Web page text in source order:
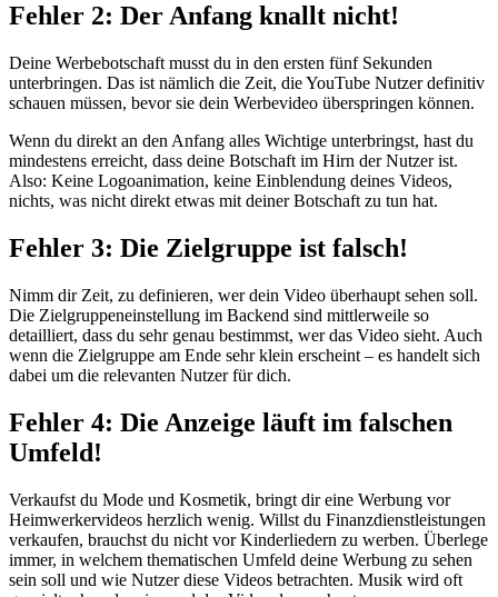
Fehler 2: Der Anfang knallt nicht!
Deine Werbebotschaft musst du in den ersten fünf Sekunden
unterbringen. Das ist nämlich die Zeit, die YouTube Nutzer definitiv
schauen müssen, bevor sie dein Werbevideo überspringen können.
Wenn du direkt an den Anfang alles Wichtige unterbringst, hast du
mindestens erreicht, dass deine Botschaft im Hirn der Nutzer ist.
Also: Keine Logoanimation, keine Einblendung deines Videos,
nichts, was nicht direkt etwas mit deiner Botschaft zu tun hat.
Fehler 3: Die Zielgruppe ist falsch!
Nimm dir Zeit, zu definieren, wer dein Video überhaupt sehen soll.
Die Zielgruppeneinstellung im Backend sind mittlerweile so
detailliert, dass du sehr genau bestimmst, wer das Video sieht. Auch
wenn die Zielgruppe am Ende sehr klein erscheint – es handelt sich
dabei um die relevanten Nutzer für dich.
Fehler 4: Die Anzeige läuft im falschen
Umfeld!
Verkaufst du Mode und Kosmetik, bringt dir eine Werbung vor
Heimwerkervideos herzlich wenig. Willst du Finanzdienstleistungen
verkaufen, brauchst du nicht vor Kinderliedern zu werben. Überlege
immer, in welchem thematischen Umfeld deine Werbung zu sehen
sein soll und wie Nutzer diese Videos betrachten. Musik wird oft